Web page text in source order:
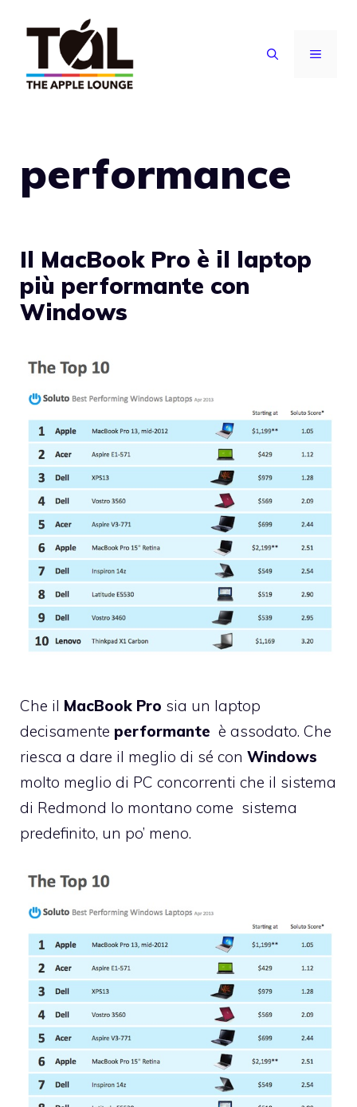
contenuto
MENU
performance
Il MacBook Pro è il laptop
più performante con
Windows
Che il MacBook Pro sia un laptop
decisamente performante è assodato. Che
riesca a dare il meglio di sé con Windows
molto meglio di PC concorrenti che il sistema
di Redmond lo montano come sistema
predefinito, un po’ meno.